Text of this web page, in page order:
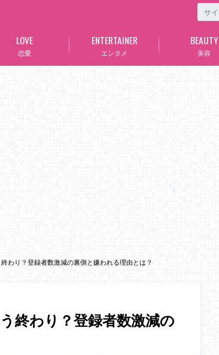
恋愛
LOVE
エンタメ
ENTERTAINER
美容
BEAUTY
わり？登録者数激減の裏側と嫌われる理由とは？
終わり？登録者数激減の